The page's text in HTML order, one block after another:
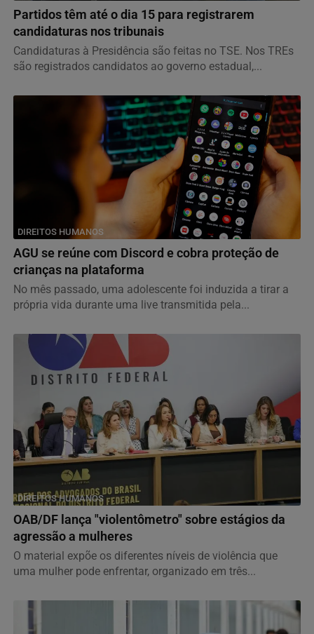
Partidos têm até o dia 15 para registrarem
candidaturas nos tribunais
Candidaturas à Presidência são feitas no TSE. Nos TREs
são registrados candidatos ao governo estadual,...
DIREITOS HUMANOS
AGU se reúne com Discord e cobra proteção de
crianças na plataforma
No mês passado, uma adolescente foi induzida a tirar a
própria vida durante uma live transmitida pela...
DIREITOS HUMANOS
OAB/DF lança "violentômetro" sobre estágios da
agressão a mulheres
O material expõe os diferentes níveis de violência que
uma mulher pode enfrentar, organizado em três...